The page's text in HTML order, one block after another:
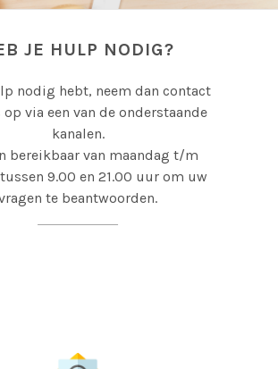
JE HULP NODIG?
nodig hebt, neem dan contact
via een van de onderstaande
kanalen.
bereikbaar van maandag t/m
9.00 en 21.00 uur om uw
te beantwoorden.